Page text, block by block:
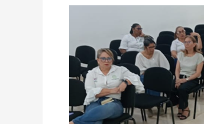
de
Reuniones
Informativas
con
Afiliados